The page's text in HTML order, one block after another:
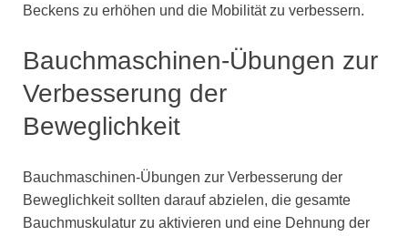
Beckens zu erhöhen und die Mobilität zu verbessern.
Bauchmaschinen-Übungen zur
Verbesserung der
Beweglichkeit
Bauchmaschinen-Übungen zur Verbesserung der
Beweglichkeit sollten darauf abzielen, die gesamte
Bauchmuskulatur zu aktivieren und eine Dehnung der